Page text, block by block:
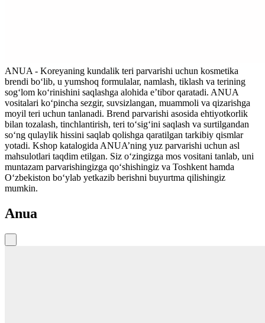
ANUA - Koreyaning kundalik teri parvarishi uchun kosmetika
brendi bo‘lib, u yumshoq formulalar, namlash, tiklash va terining
sog‘lom ko‘rinishini saqlashga alohida e’tibor qaratadi. ANUA
vositalari ko‘pincha sezgir, suvsizlangan, muammoli va qizarishga
moyil teri uchun tanlanadi. Brend parvarishi asosida ehtiyotkorlik
bilan tozalash, tinchlantirish, teri to‘sig‘ini saqlash va surtilgandan
so‘ng qulaylik hissini saqlab qolishga qaratilgan tarkibiy qismlar
yotadi. Kshop katalogida ANUA’ning yuz parvarishi uchun asl
mahsulotlari taqdim etilgan. Siz o‘zingizga mos vositani tanlab, uni
muntazam parvarishingizga qo‘shishingiz va Toshkent hamda
O‘zbekiston bo‘ylab yetkazib berishni buyurtma qilishingiz
mumkin.
Anua